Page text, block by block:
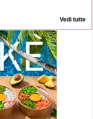
Vedi tutte